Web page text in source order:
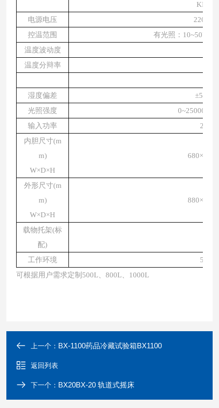
KRG
电源电压
220V
控温范围
有光照： 10~50℃
温度波动度
温度分辩率
湿度偏差
光照强度
0~25000LX
输入功率
内胆尺寸(m
m)
W×D×H
外形尺寸(m
m)
W×D×H
载物托架(标
配)
工作环境
可根据用户需求定制 500L、800L、1000L
上一个： BX-1100药品冷藏试验箱BX1100
返回列表
下一个： BX20BX-20 轨道式摇床